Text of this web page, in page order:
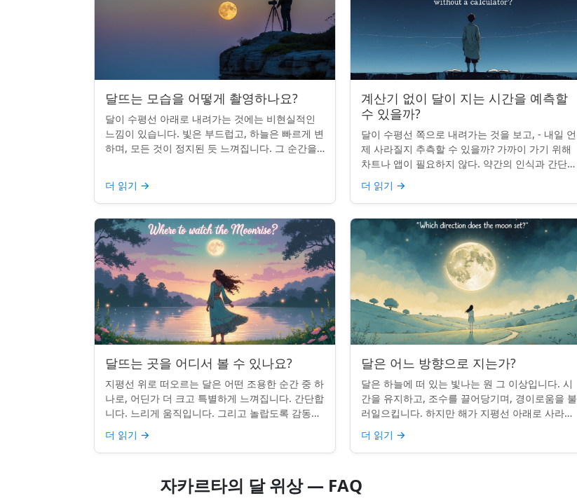
달뜨는 모습을 어떻게 촬영하나요?
달이 수평선 아래로 내려가는 것에는 비현실적인
느낌이 있습니다. 빛은 부드럽고, 하늘은 빠르게 변
하며, 모든 것이 정지된 듯 느껴집니다. 그 순간을
더 읽기 →
계산기 없이 달이 지는 시간을 예측할
수 있을까?
달이 수평선 쪽으로 내려가는 것을 보고, - 내일 언
제 사라질지 추측할 수 있을까? 가까이 가기 위해
차트나 앱이 필요하지 않다. 약간의 인식과 간단한
요령만 있으면 된다. 주요 통찰력: 오늘의 달 뜨는
시간을 알고...
더 읽기 →
달뜨는 곳을 어디서 볼 수 있나요?
지평선 위로 떠오르는 달은 어떤 조용한 순간 중 하
나로, 어딘가 더 크고 특별하게 느껴집니다. 간단합
니다. 느리게 움직입니다. 그리고 놀랍도록 감동적
입니다. 하지만 어디를 봐야 할지 모르면 잡기 쉽지
않을 수 있습니...
더 읽기 →
달은 어느 방향으로 지는가?
달은 하늘에 떠 있는 빛나는 원 그 이상입니다. 시
간을 유지하고, 조수를 끌어당기며, 경이로움을 불
러일으킵니다. 하지만 해가 지평선 아래로 사라질
때, 당신은 한 번쯤 멈춰서 물어본 적이 있나요: 그
곳은 어디일까? ...
더 읽기 →
자카르타의 달 위상 — FAQ